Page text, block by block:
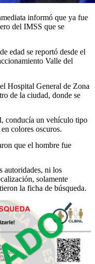
informó que ya fue
del IMSS que se
edad se reportó desde el
Valle del
Hospital General de Zona
de la ciudad, donde se
conducía un vehículo tipo
colores oscuros.
que el hombre fue
autoridades, ni los
solamente
la ficha de búsqueda.